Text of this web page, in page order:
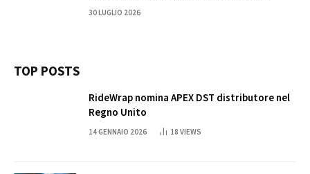
30 LUGLIO 2026
TOP POSTS
RideWrap nomina APEX DST distributore nel
Regno Unito
14 GENNAIO 2026 18 VIEWS